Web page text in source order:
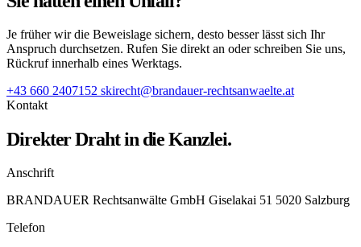
Je früher wir die Beweislage sichern, desto besser lässt sich Ihr
Anspruch durchsetzen. Rufen Sie direkt an oder schreiben Sie uns,
Rückruf innerhalb eines Werktags.
+43 660 2407152 skirecht@brandauer-rechtsanwaelte.at
Kontakt
Direkter Draht in die Kanzlei.
Anschrift
BRANDAUER Rechtsanwälte GmbH Giselakai 51 5020 Salzburg
Telefon